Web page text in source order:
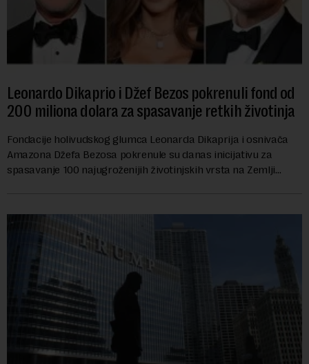
Leonardo Dikaprio i Džef Bezos pokrenuli fond od
200 miliona dolara za spasavanje retkih životinja
Fondacije holivudskog glumca Leonarda Dikaprija i osnivača
Amazona Džefa Bezosa pokrenule su danas inicijativu za
spasavanje 100 najugroženijih životinjskih vrsta na Zemlji